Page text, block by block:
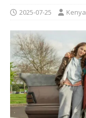
2025-07-25 Kenya